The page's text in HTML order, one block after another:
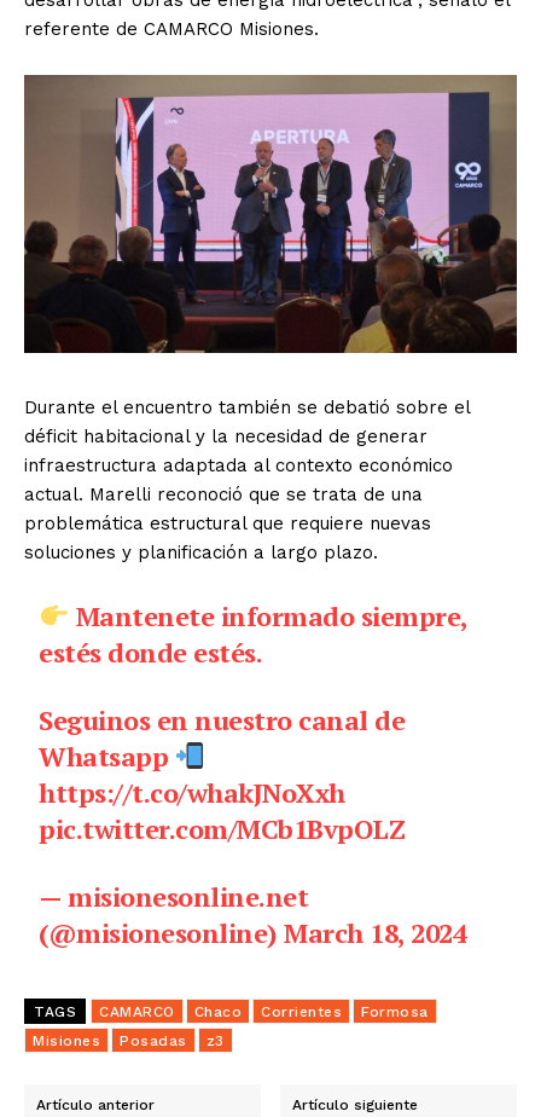
referente de CAMARCO Misiones.
Durante el encuentro también se debatió sobre el
déficit habitacional y la necesidad de generar
infraestructura adaptada al contexto económico
actual. Marelli reconoció que se trata de una
problemática estructural que requiere nuevas
soluciones y planificación a largo plazo.
Mantenete informado siempre,
estés donde estés.
Seguinos en nuestro canal de
Whatsapp
https://t.co/whakJNoXxh
pic.twitter.com/MCb1BvpOLZ
— misionesonline.net
(@misionesonline)March 18, 2024
TAGS CAMARCO Chaco Corrientes
Formosa
Misiones
Posadas z3
Artículo anterior Artículo siguiente